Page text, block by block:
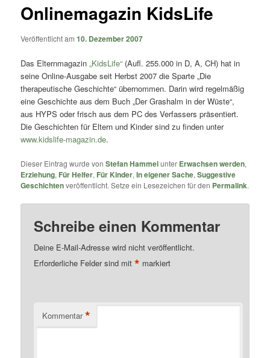
Onlinemagazin KidsLife
Veröffentlicht am10. Dezember 2007
Das Elternmagazin„KidsLife“ (Aufl. 255.000 in D, A, CH) hat in
seine Online-Ausgabe seit Herbst 2007 die Sparte „Die
therapeutische Geschichte“ übernommen. Darin wird regelmäßig
eine Geschichte aus dem Buch „Der Grashalm in der Wüste“,
aus HYPS oder frisch aus dem PC des Verfassers präsentiert.
Die Geschichten für Eltern und Kinder sind zu finden unter
www.kidslife-magazin.de.
Dieser Eintrag wurde vonStefan Hammelunter Erwachsen werden,
Erziehung, Für Helfer, Für Kinder,In eigener Sache,Suggestive
Geschichtenveröffentlicht. Setze ein Lesezeichen für den Permalink.
Schreibe einen Kommentar
Deine E-Mail-Adresse wird nicht veröffentlicht.
Erforderliche Felder sind mit* markiert
Kommentar *